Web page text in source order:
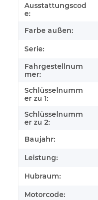
Ausstattungscod
e:
Farbe außen:
Serie:
Fahrgestellnum
mer:
Schlüsselnumm
er zu 1:
Schlüsselnumm
er zu 2:
Baujahr:
Leistung:
Hubraum:
Motorcode: